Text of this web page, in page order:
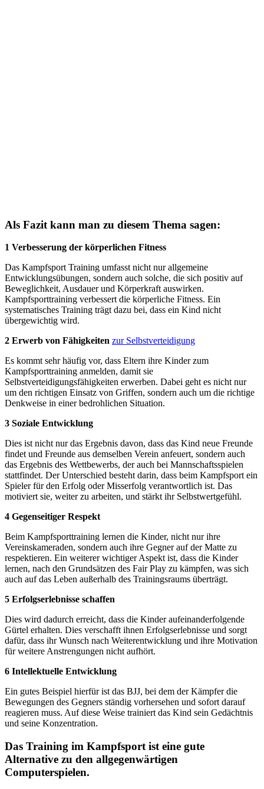
Als Fazit kann man zu diesem Thema sagen:
1 Verbesserung der körperlichen Fitness
Das Kampfsport Training umfasst nicht nur allgemeine
Entwicklungsübungen, sondern auch solche, die sich positiv auf
Beweglichkeit, Ausdauer und Körperkraft auswirken.
Kampfsporttraining verbessert die körperliche Fitness. Ein
systematisches Training trägt dazu bei, dass ein Kind nicht
übergewichtig wird.
2 Erwerb von Fähigkeiten zur Selbstverteidigung
Es kommt sehr häufig vor, dass Eltern ihre Kinder zum
Kampfsporttraining anmelden, damit sie
Selbstverteidigungsfähigkeiten erwerben. Dabei geht es nicht nur
um den richtigen Einsatz von Griffen, sondern auch um die richtige
Denkweise in einer bedrohlichen Situation.
3 Soziale Entwicklung
Dies ist nicht nur das Ergebnis davon, dass das Kind neue Freunde
findet und Freunde aus demselben Verein anfeuert, sondern auch
das Ergebnis des Wettbewerbs, der auch bei Mannschaftsspielen
stattfindet. Der Unterschied besteht darin, dass beim Kampfsport ein
Spieler für den Erfolg oder Misserfolg verantwortlich ist. Das
motiviert sie, weiter zu arbeiten, und stärkt ihr Selbstwertgefühl.
4 Gegenseitiger Respekt
Beim Kampfsporttraining lernen die Kinder, nicht nur ihre
Vereinskameraden, sondern auch ihre Gegner auf der Matte zu
respektieren. Ein weiterer wichtiger Aspekt ist, dass die Kinder
lernen, nach den Grundsätzen des Fair Play zu kämpfen, was sich
auch auf das Leben außerhalb des Trainingsraums überträgt.
5 Erfolgserlebnisse schaffen
Dies wird dadurch erreicht, dass die Kinder aufeinanderfolgende
Gürtel erhalten. Dies verschafft ihnen Erfolgserlebnisse und sorgt
dafür, dass ihr Wunsch nach Weiterentwicklung und ihre Motivation
für weitere Anstrengungen nicht aufhört.
6 Intellektuelle Entwicklung
Ein gutes Beispiel hierfür ist das BJJ, bei dem der Kämpfer die
Bewegungen des Gegners ständig vorhersehen und sofort darauf
reagieren muss. Auf diese Weise trainiert das Kind sein Gedächtnis
und seine Konzentration.
Das Training im Kampfsport ist eine gute
Alternative zu den allgegenwärtigen
Computerspielen.